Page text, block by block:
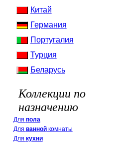
Китай
Германия
Португалия
Турция
Беларусь
Коллекции по
назначению
Для пола
Для ваннойкомнаты
Для кухни